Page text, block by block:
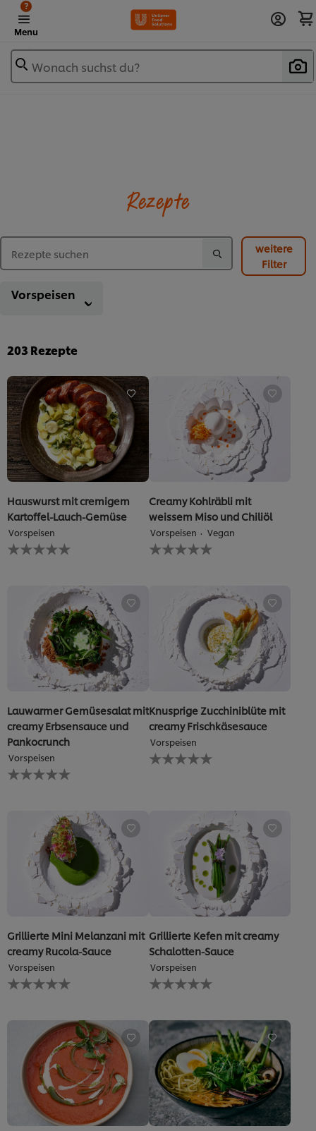
Menu
?
Wonach suchst du?
Rezepte
weitere
Filter
Vorspeisen
203 Rezepte
Hauswurst mit cremigem
Kartoffel-Lauch-Gemüse
Vorspeisen
Keine
Bewertungen
abgegeben
Creamy Kohlräbli mit
weissem Miso und Chiliöl
Vorspeisen Vegan
Keine
Bewertungen
abgegeben
Lauwarmer Gemüsesalat mit
creamy Erbsensauce und
Pankocrunch
Vorspeisen
Keine
Bewertungen
abgegeben
Knusprige Zucchiniblüte mit
creamy Frischkäsesauce
Vorspeisen
Keine
Bewertungen
abgegeben
Grillierte Mini Melanzani mit
creamy Rucola-Sauce
Vorspeisen
Keine
Bewertungen
abgegeben
Grillierte Kefen mit creamy
Schalotten-Sauce
Vorspeisen
Keine
Bewertungen
recipe
abgegeben